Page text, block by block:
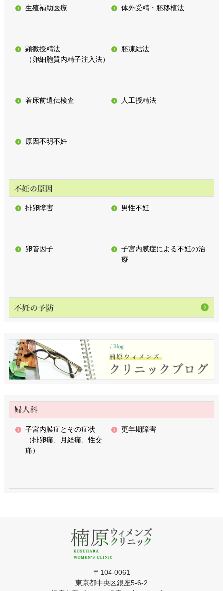
生殖補助医療 体外受精・胚移植法
顕微授精法
（卵細胞質内精子注入法）
胚凍結法
着床前遺伝検査 人工授精法
原因不明不妊
排卵障害 男性不妊
卵管因子
子宮内膜症による不妊の治
療
子宮内膜症とその症状
（排卵痛、月経痛、性交
痛）
更年期障害
〒104-0061
東京都中央区銀座5-6-2